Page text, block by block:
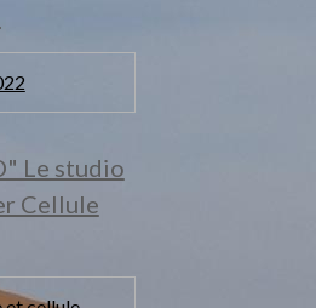
Le studio
Cellule